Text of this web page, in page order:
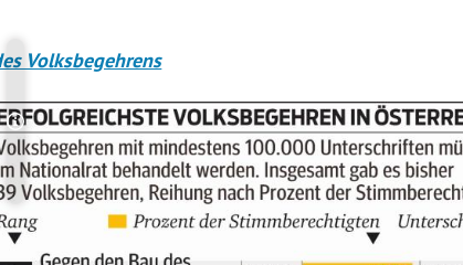
Volksbegehrens
Copyright-Hinweis öffnen/schließen